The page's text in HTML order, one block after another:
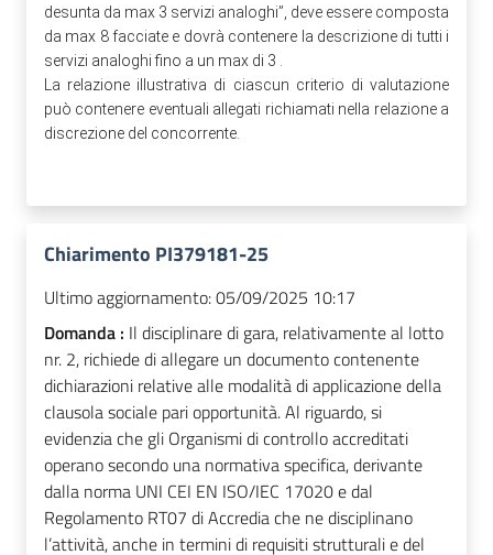
desunta da max 3 servizi analoghi”, deve essere composta
da max 8 facciate e dovrà contenere la descrizione di tutti i
servizi analoghi fino a un max di 3 .
La relazione illustrativa di ciascun criterio di valutazione
può contenere eventuali allegati richiamati nella relazione a
discrezione del concorrente.
Chiarimento PI379181-25
Ultimo aggiornamento:05/09/2025 10:17
Domanda : Il disciplinare di gara, relativamente al lotto
nr. 2, richiede di allegare un documento contenente
dichiarazioni relative alle modalità di applicazione della
clausola sociale pari opportunità. Al riguardo, si
evidenzia che gli Organismi di controllo accreditati
operano secondo una normativa specifica, derivante
dalla norma UNI CEI EN ISO/IEC 17020 e dal
Regolamento RT07 di Accredia che ne disciplinano
l’attività, anche in termini di requisiti strutturali e del